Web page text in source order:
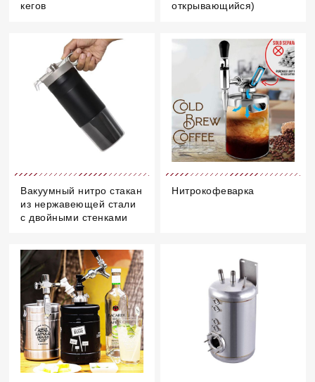
кегов
открывающийся)
Вакуумный нитро стакан
из нержавеющей стали
с двойными стенками
Нитрокофеварка